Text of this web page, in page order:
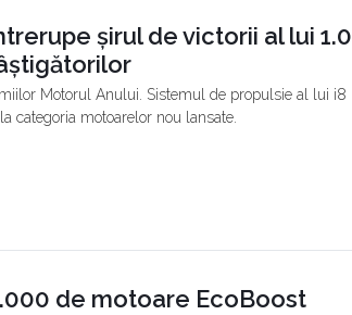
șirul de victorii al lui 1.0
Motorul Anului. Sistemul de propulsie al lui i8
categoria motoarelor nou lansate.
de motoare EcoBoost